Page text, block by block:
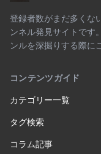
登録者数がまだ多くな
ンネル発見サイトです
ンルを深掘りする際に
コンテンツガイド
カテゴリー一覧
タグ検索
コラム記事